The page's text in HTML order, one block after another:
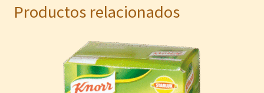
Productos relacionados